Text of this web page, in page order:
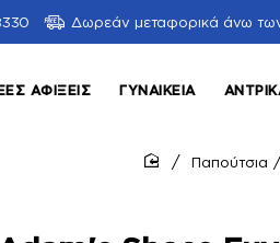
Δωρεάν μεταφορικά άνω
ΑΦΊΞΕΙΣ ΓΥΝΑΙΚΕΊΑ
Παπούτσια